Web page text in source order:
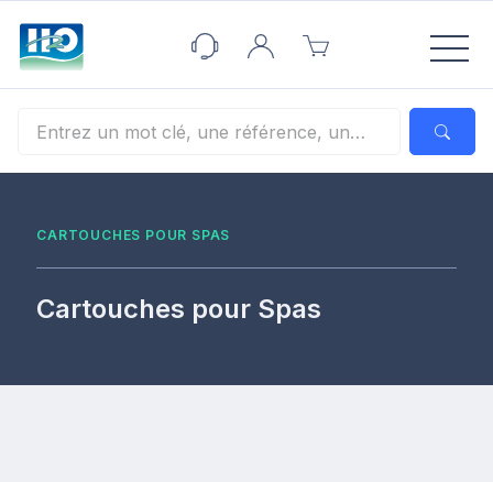
CARTOUCHES POUR SPAS
Cartouches pour Spas